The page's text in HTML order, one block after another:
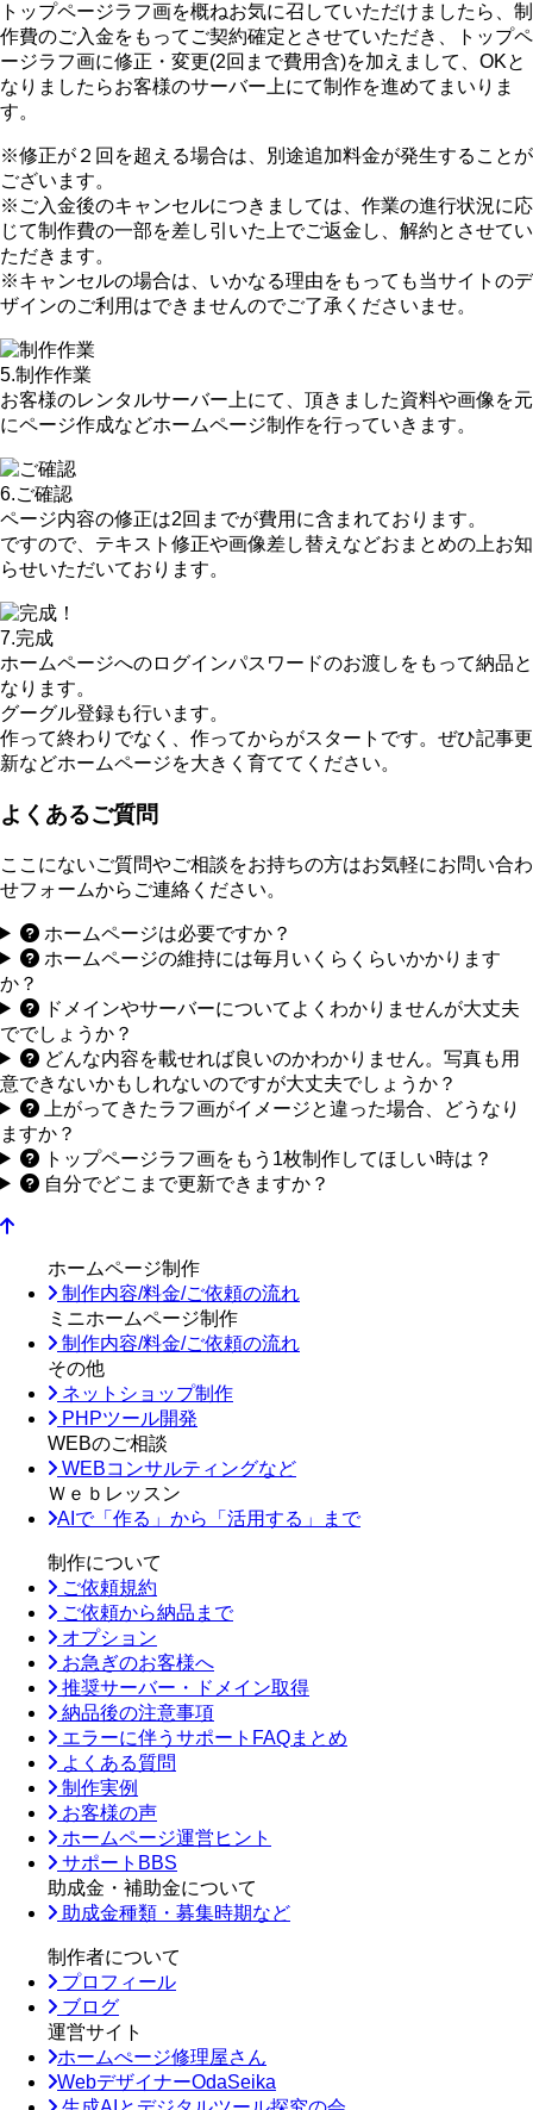
トップページラフ画を概ねお気に召していただけましたら、 制
作費のご入金をもってご契約確定とさせていただき、
トップペ
ージラフ画に修正・変更(2回まで費用含)を加え まして、OKと
なりましたらお客様のサーバー上にて制作を進めてまいりま
す。
※修正が２回を超える場合は、別途追加料金が発生することが
ございます。
※ご入金後のキャンセルにつきましては、作業の進行状況に応
じて制作費の一部を差し引いた上でご返金し、解約とさせてい
ただきます。
※キャンセルの場合は、いかなる理由をもっても当サイトのデ
ザインのご利用はできませんのでご了承くださいませ。
5.制作作業
お客様のレンタルサーバー上にて、 頂きました資料や画像を元
にページ作成などホームページ制作を行っていきます。
6.ご確認
ページ内容の修正は2回 までが費用に含まれております。
ですので、テキスト修正や画像差し替えなどおまとめの上お知
らせいただいております。
7.完成
ホームページへのログインパスワードのお渡しをもって納品と
なります。
グーグル登録も行います。
作って終わりでなく、作ってからがスタートです。ぜひ記事更
新などホームページを大きく育ててください。
よくあるご質問
ここにないご質問やご相談をお持ちの方はお気軽にお問い合わ
せフォームからご連絡ください。
ホームページは必要ですか？
ホームページの維持には毎月いくらくらいかかります
か？
ドメインやサーバーについてよくわかりませんが大丈夫
ででしょうか？
どんな内容を載せれば良いのかわかりません。写真も用
意できないかもしれないのですが大丈夫でしょうか？
上がってきたラフ画がイメージと違った場合、どうなり
ますか？
トップページラフ画をもう1枚制作してほしい時は？
自分でどこまで更新できますか？
ホームページ制作
制作内容/料金/ご依頼の流れ
ミニホームページ制作
制作内容/料金/ご依頼の流れ
その他
ネットショップ制作
PHPツール開発
WEBのご相談
WEBコンサルティングなど
Ｗｅｂレッスン
AIで「作る」から「活用する」まで
制作について
ご依頼規約
ご依頼から納品まで
オプション
お急ぎのお客様へ
推奨サーバー・ドメイン取得
納品後の注意事項
エラーに伴うサポートFAQまとめ
よくある質問
制作実例
お客様の声
ホームページ運営ヒント
サポートBBS
助成金・補助金について
助成金種類・募集時期など
制作者について
プロフィール
ブログ
運営サイト
ホームぺージ修理屋さん
WebデザイナーOdaSeika